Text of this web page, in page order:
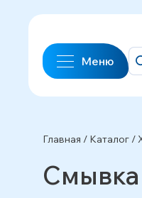
Меню
Главная / Каталог /